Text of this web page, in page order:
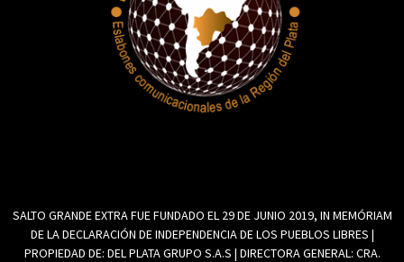
SALTO GRANDE EXTRA FUE FUNDADO EL 29 DE JUNIO 2019, IN MEMÓRIAM
DE LA DECLARACIÓN DE INDEPENDENCIA DE LOS PUEBLOS LIBRES |
PROPIEDAD DE: DEL PLATA GRUPO S.A.S | DIRECTORA GENERAL: CRA.